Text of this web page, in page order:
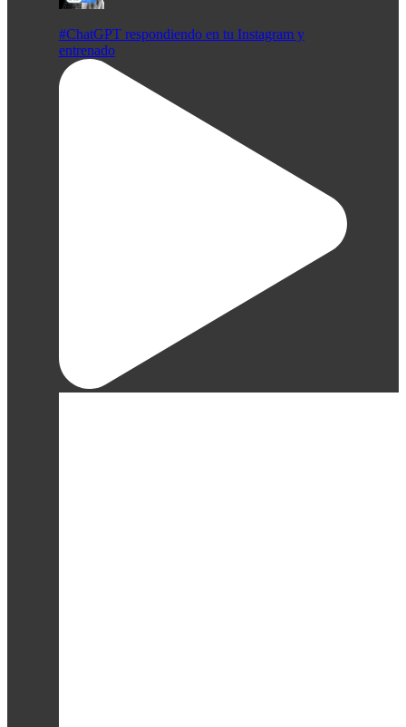
#ChatGPT respondiendo en tu Instagram y
entrenado